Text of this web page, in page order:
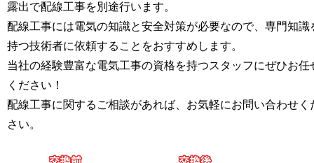
露出で配線工事を別途行います。
配線工事には電気の知識と安全対策が必要なので、専門知識
持つ技術者に依頼することをおすすめします。
当社の経験豊富な電気工事の資格を持つスタッフにぜひお任
ください！
配線工事に関するご相談があれば、お気軽にお問い合わせく
さい。